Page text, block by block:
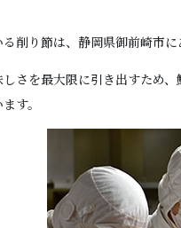
削り節は、静岡県御前崎市に
さを最大限に引き出すため
す。